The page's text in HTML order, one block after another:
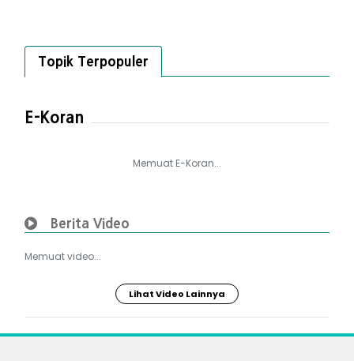
Topik Terpopuler
E-Koran
Memuat E-Koran...
Berita Video
Memuat video...
Lihat Video Lainnya